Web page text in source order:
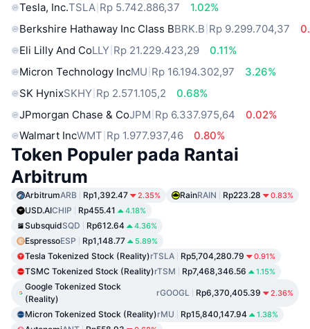
Tesla, Inc.TSLA Rp 5.742.886,37
1.02%
Berkshire Hathaway Inc Class BBRK.B Rp 9.299.704,37
Eli Lilly And CoLLY Rp 21.229.423,29
0.11%
Micron Technology IncMU Rp 16.194.302,97
3.26%
SK HynixSKHY Rp 2.571.105,2
0.68%
JPmorgan Chase & CoJPM Rp 6.337.975,64
0.02%
Walmart IncWMT Rp 1.977.937,46 0.80%
Token Populer pada Rantai
Arbitrum
ArbitrumARB Rp1,392.47 2.35% RainRAIN Rp223.28 0.83%
USD.AICHIP Rp455.41 4.18%
SubsquidSQD Rp612.64 4.36%
EspressoESP Rp1,148.77 5.89%
Tesla Tokenized Stock (Reality)rTSLA Rp5,704,280.79 0.91%
TSMC Tokenized Stock (Reality)rTSM Rp7,468,346.56 1.15%
Google Tokenized Stock
(Reality)
rGOOGL Rp6,370,405.39 2.36%
Micron Tokenized Stock (Reality)rMU Rp15,840,147.94 1.38%